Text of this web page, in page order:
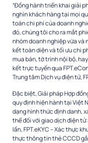
“Đồng hành triển khai giải
nghìn khách hàng tại mọi
toán chi phí của doanh
đó, chúng tôi cho ra mắt
nhóm doanh nghiệp vừa và
kết toàn diện và tối ưu chi
mua bán, tờ trình nội bộ,
kết trực tuyến qua
Trung tâm Dịch vụ điện tử,
Đặc biệt, Giải pháp Hợp
quy định hiện hành tại Việt
dạng hình thức định danh,
thể đối với giao dịch điện
lần, FPT.eKYC – Xác thực
thực thông tin thẻ CCCD